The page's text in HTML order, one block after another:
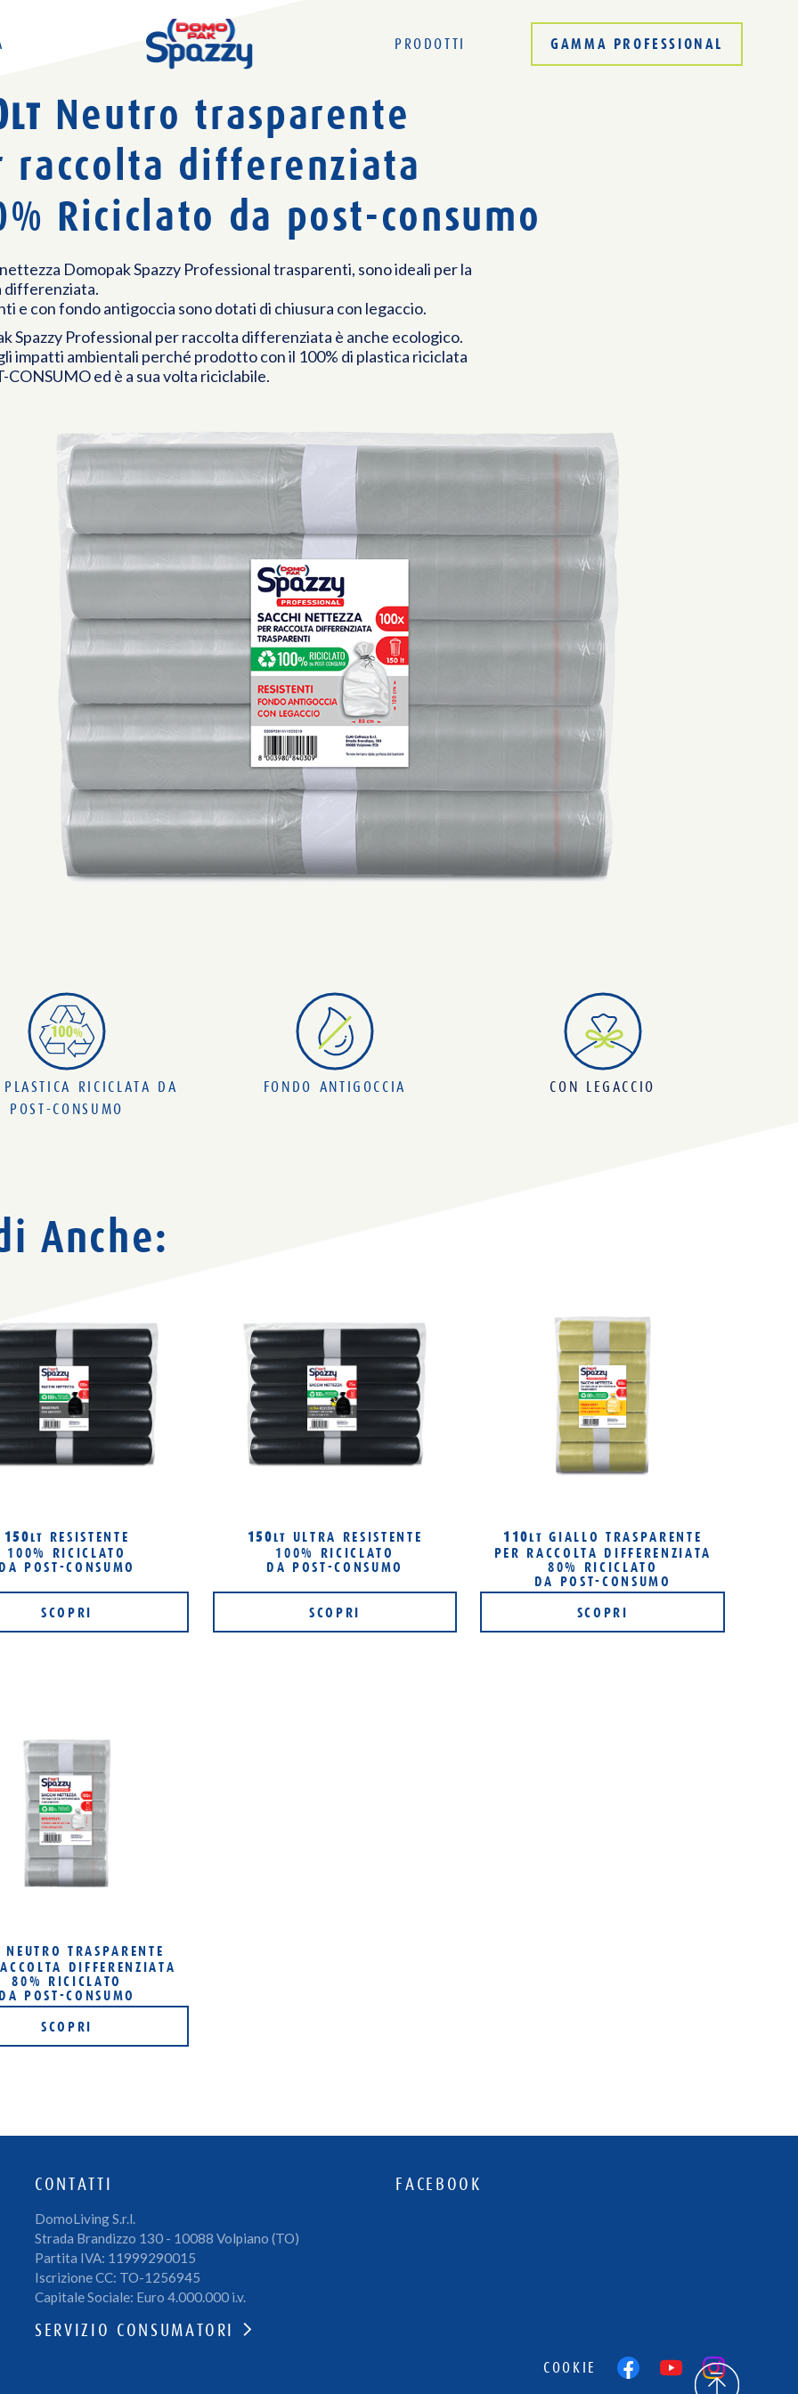
PRODOTTI GAMMA PROFESSIONAL
LT Neutro trasparente
raccolta differenziata
Riciclato da post-consumo
Domopak Spazzy Professional trasparenti, sono ideali per la
differenziata.
e con fondo antigoccia sono dotati di chiusura con legaccio.
Spazzy Professional per raccolta differenziata è anche ecologico.
impatti ambientali perché prodotto con il 100% di plastica riciclata
CONSUMO ed è a sua volta riciclabile.
RICICLATA DA
POST-CONSUMO
FONDO ANTIGOCCIA CON LEGACCIO
Anche:
150 LT
RESISTENTE
100% RICICLATO
POST-CONSUMO
SCOPRI
150 LT
ULTRA RESISTENTE
100% RICICLATO
DA POST-CONSUMO
SCOPRI
110LT GIALLO TRASPARENTE
PER RACCOLTA DIFFERENZIATA
80% RICICLATO
DA POST-CONSUMO
SCOPRI
NEUTRO TRASPARENTE
DIFFERENZIATA
80% RICICLATO
POST-CONSUMO
SCOPRI
CONTATTI
DomoLiving S.r.l.
Strada Brandizzo 130 - 10088 Volpiano (TO)
Partita IVA: 11999290015
Iscrizione CC: TO-1256945
Capitale Sociale: Euro 4.000.000 i.v.
SERVIZIO CONSUMATORI
FACEBOOK
COOKIE